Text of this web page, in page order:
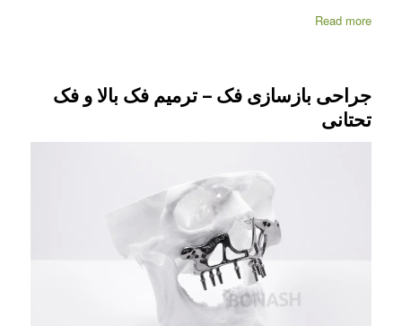
Read more
جراحی بازسازی فک – ترمیم فک بالا و فک
تحتانی